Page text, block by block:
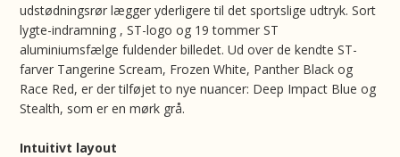
udstødningsrør lægger yderligere til det sportslige udtryk. Sort
lygte-indramning , ST-logo og 19 tommer ST
aluminiumsfælge fuldender billedet. Ud over de kendte ST-
farver Tangerine Scream, Frozen White, Panther Black og
Race Red, er der tilføjet to nye nuancer: Deep Impact Blue og
Stealth, som er en mørk grå.
Intuitivt layout